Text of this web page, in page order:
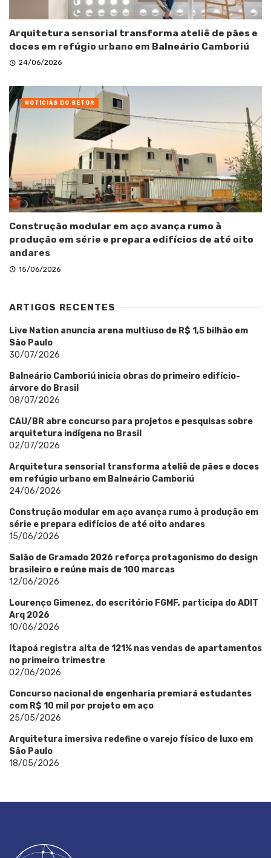
Arquitetura sensorial transforma ateliê de pães e
doces em refúgio urbano em Balneário Camboriú
24/06/2026
Construção modular em aço avança rumo à
produção em série e prepara edifícios de até oito
andares
15/06/2026
NOTÍCIAS DO SETOR
ARTIGOS RECENTES
Live Nation anuncia arena multiuso de R$ 1,5 bilhão em
São Paulo
30/07/2026
Balneário Camboriú inicia obras do primeiro edifício-
árvore do Brasil
08/07/2026
CAU/BR abre concurso para projetos e pesquisas sobre
arquitetura indígena no Brasil
02/07/2026
Arquitetura sensorial transforma ateliê de pães e doces
em refúgio urbano em Balneário Camboriú
24/06/2026
Construção modular em aço avança rumo à produção em
série e prepara edifícios de até oito andares
15/06/2026
Salão de Gramado 2026 reforça protagonismo do design
brasileiro e reúne mais de 100 marcas
12/06/2026
Lourenço Gimenez, do escritório FGMF, participa do ADIT
Arq 2026
10/06/2026
Itapoá registra alta de 121% nas vendas de apartamentos
no primeiro trimestre
02/06/2026
Concurso nacional de engenharia premiará estudantes
com R$ 10 mil por projeto em aço
25/05/2026
Arquitetura imersiva redefine o varejo físico de luxo em
São Paulo
18/05/2026